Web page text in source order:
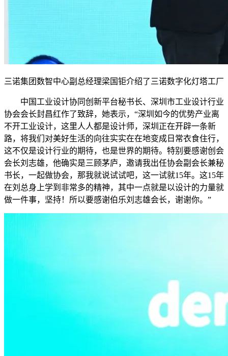
三诺集团数智中心副总经理梁国钜介绍了三诺数字化灯塔工厂
中国工业设计协同创新平台秘书长、深圳市工业设计行业
协会会长封昌红作了致辞，她表示，“深圳如今的优势产业离
不开工业设计，这里人人都是设计师，深圳正在开辟一条新
路，将我们对美好生活的向往实实在在地变成日常衣食住行，
这不仅是设计行业的期待，也是世界的期待。特别要感谢创会
会长刘志雄，他确实是三顾茅庐，邀请我出任协会副会长兼秘
书长，一起做协会，那我就说试试吧，这一试就15年。这15年
在刘总身上学到非常多的精神，其中一点就是以设计的力量就
做一件事，坚持！所以要感谢伯乐刘志雄会长，谢谢你。”